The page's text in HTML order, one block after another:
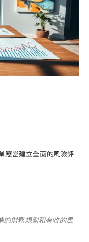
應當建立全面的風險評
的財務規劃和有效的風